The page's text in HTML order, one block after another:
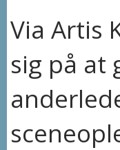
Via Artis
sig på at